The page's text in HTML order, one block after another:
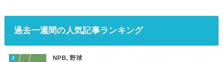
過去一週間の人気記事ランキング
NPB,野球